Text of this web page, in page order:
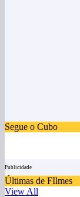
Segue o Cubo
Publicidade
Últimas de FIlmes
View All